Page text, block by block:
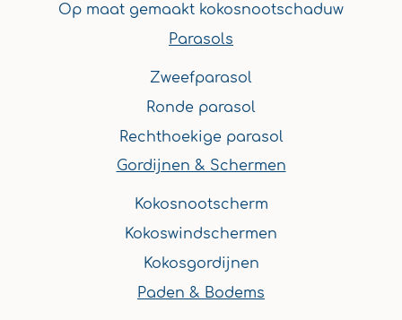
Op maat gemaakt kokosnootschaduw
Parasols
Zweefparasol
Ronde parasol
Rechthoekige parasol
Gordijnen & Schermen
Kokosnootscherm
Kokoswindschermen
Kokosgordijnen
Paden & Bodems